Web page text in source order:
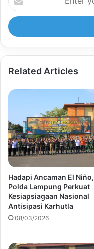
your
Email
address
Related Articles
Hadapi Ancaman El Niño,
Polda Lampung Perkuat
Kesiapsiagaan Nasional
Antisipasi Karhutla
08/03/2026